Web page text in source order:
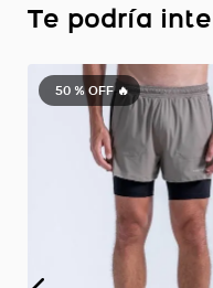
Te podría
50 % OFF 🔥